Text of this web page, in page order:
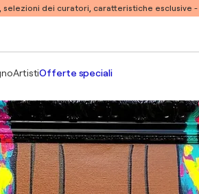
selezioni dei curatori, caratteristiche esclusive -
ArtistiOfferte speciali